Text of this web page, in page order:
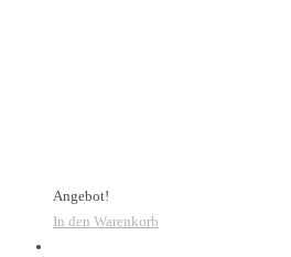
Angebot!
In den Warenkorb